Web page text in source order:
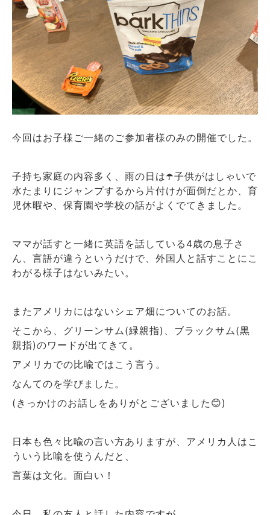
今回はお子様ご一緒のご参加者様のみの開催でした。
子持ち家庭の内容多く、雨の日は☂️子供がはしゃいで
水たまりにジャンプするから片付けが面倒だとか、育
児休暇や、保育園や学校の話がよくでてきました。
ママが話すと一緒に英語を話している4歳の息子さ
ん、言語が違うというだけで、外国人と話すことにこ
わがる様子はないみたい。
またアメリカにはないシェア畑についてのお話。
そこから、グリーンサム(緑親指)、ブラックサム(黒
親指)のワードが出てきて。
アメリカでの比喩ではこう言う。
なんてのを学びました。
(きっかけのお話しをありがとございました😊)
日本も色々比喩の言い方ありますが、アメリカ人はこ
ういう比喩を使うんだと、
言葉は文化。面白い！